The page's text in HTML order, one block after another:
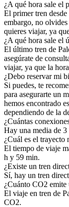
¿A qué hora sale el
El primer tren
embargo, no
quieres viajar, ya
¿A qué hora sale el
El último tren de
asegúrate de
viajar, ya que la
¿Debo reservar mi
Si puedes, te
para asegurarte un
hemos encontrado
dependiendo de la
¿Cuántas
Hay una media de
¿Cuál es el trayecto
El tiempo de viaje
h y 59 min.
¿Existe un tren
Sí, hay un tren
¿Cuánto CO2 emite
El viaje en tren de
CO2.